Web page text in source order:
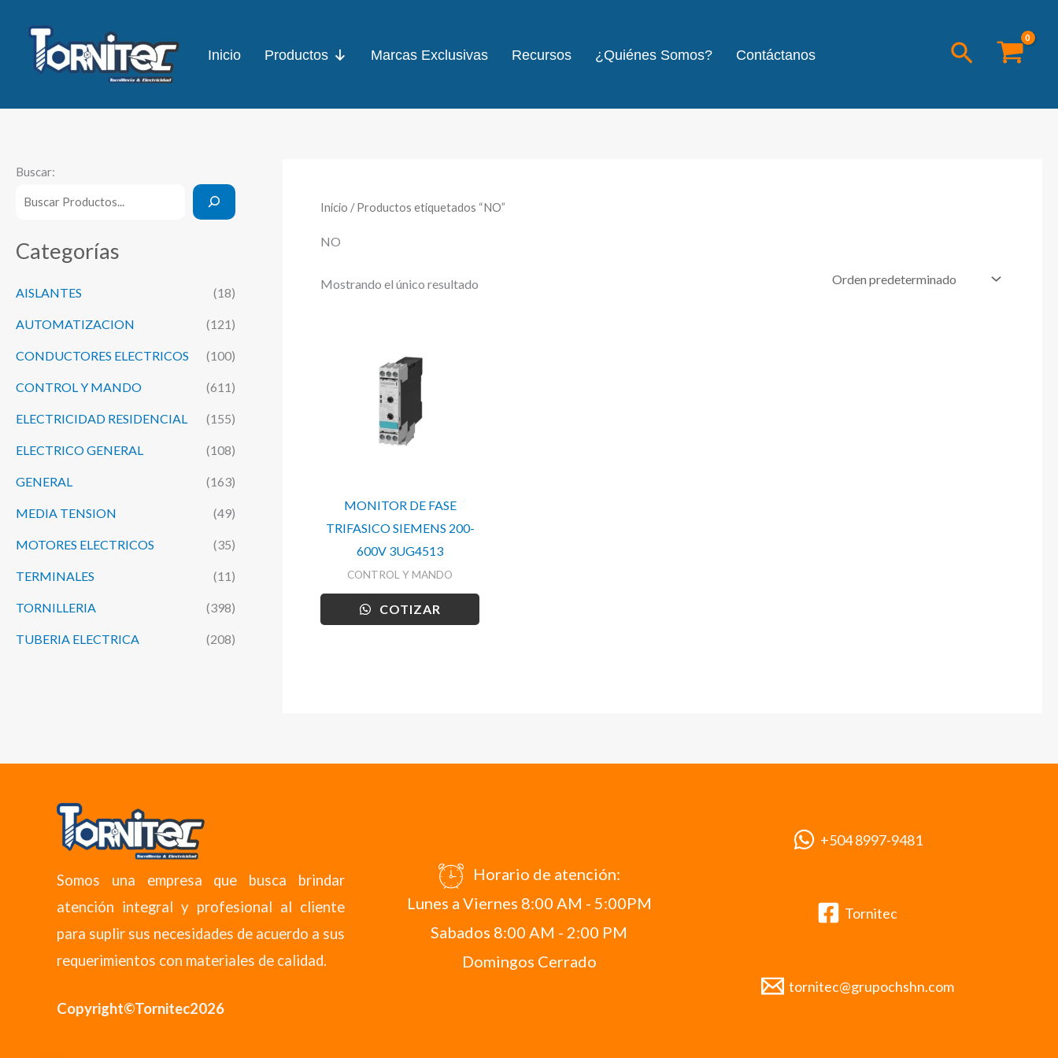
contenido
Inicio Productos Marcas Exclusivas Recursos ¿Quiénes Somos? Contáctanos Buscar
Buscar:
Categorías
AISLANTES (18)
AUTOMATIZACION (121)
CONDUCTORES ELECTRICOS (100)
CONTROL Y MANDO (611)
ELECTRICIDAD RESIDENCIAL (155)
ELECTRICO GENERAL (108)
GENERAL (163)
MEDIA TENSION (49)
MOTORES ELECTRICOS (35)
TERMINALES (11)
TORNILLERIA (398)
TUBERIA ELECTRICA (208)
Inicio / Productos etiquetados “NO”
NO
Mostrando el único resultado
MONITOR DE FASE
TRIFASICO SIEMENS 200-
600V 3UG4513
CONTROL Y MANDO
COTIZAR
Somos una empresa que busca brindar
atención integral y profesional al cliente
para suplir sus necesidades de acuerdo a sus
requerimientos con materiales de calidad.
Copyright©Tornitec2026
Horario de atención:
Lunes a Viernes 8:00 AM - 5:00PM
Sabados 8:00 AM - 2:00 PM
Domingos Cerrado
+504 8997-9481
Tornitec
tornitec@grupochshn.com